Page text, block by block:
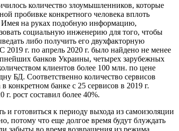
количество злоумышленников, которые
пробивке конкретного человека вплоть
Имея на руках подобную информацию,
социальную инженерию для того, чтобы
либо получить его двухфакторную
г. по апрель 2020 г. было найдено не менее
банков Украины, четырех зарубежных
клиентов более 100 млн. по цене
БД. Соответственно количество сервисов
конкретном банке с 25 сервисов в 2019 г.
г. рост составил более 40%.
и готовиться к периоду выхода из самоизоляции
потому что еще долгое время будут блуждать
забыты во время возвращения из режима